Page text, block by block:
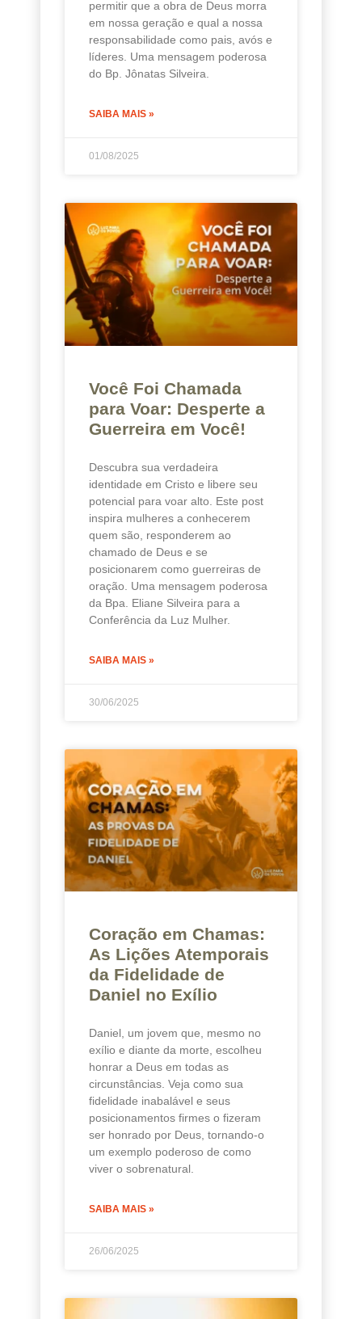
permitir que a obra de Deus morra
em nossa geração e qual a nossa
responsabilidade como pais, avós e
líderes. Uma mensagem poderosa
do Bp. Jônatas Silveira.
SAIBA MAIS »
01/08/2025
Você Foi Chamada
para Voar: Desperte a
Guerreira em Você!
Descubra sua verdadeira
identidade em Cristo e libere seu
potencial para voar alto. Este post
inspira mulheres a conhecerem
quem são, responderem ao
chamado de Deus e se
posicionarem como guerreiras de
oração. Uma mensagem poderosa
da Bpa. Eliane Silveira para a
Conferência da Luz Mulher.
SAIBA MAIS »
30/06/2025
Coração em Chamas:
As Lições Atemporais
da Fidelidade de
Daniel no Exílio
Daniel, um jovem que, mesmo no
exílio e diante da morte, escolheu
honrar a Deus em todas as
circunstâncias. Veja como sua
fidelidade inabalável e seus
posicionamentos firmes o fizeram
ser honrado por Deus, tornando-o
um exemplo poderoso de como
viver o sobrenatural.
SAIBA MAIS »
26/06/2025